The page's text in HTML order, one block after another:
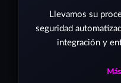
Llevamos su
seguridad
integración y